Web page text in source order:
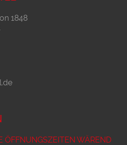
1848
ÖFFNUNGSZEITEN WÄREND